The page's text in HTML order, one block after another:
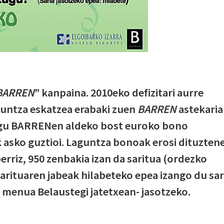
” kanpaina. 2010eko defizitari aurre
eskatzea erabaki zuen BARREN
BARRENen aldeko bost euroko bono
guztioi. Laguntza bonoak erosi
950 zenbakia izan da saritua (ordezko
jabeak hilabeteko epea izango du
Belaustegi jatetxean- jasotzeko.